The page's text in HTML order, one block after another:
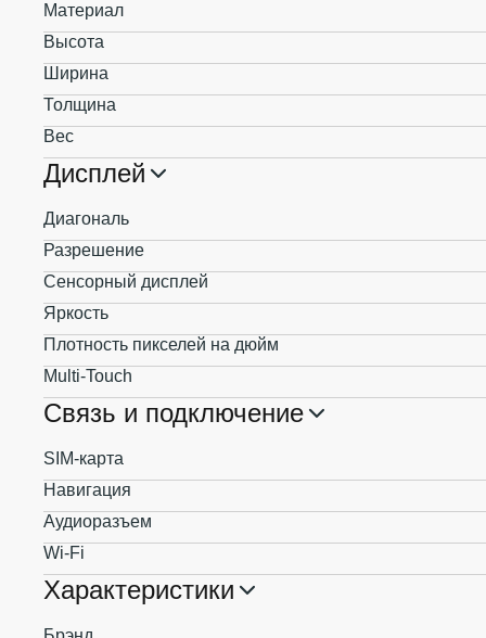
Материал
Высота
Ширина
Толщина
Вес
Дисплей
Диагональ
Разрешение
Сенсорный дисплей
Яркость
Плотность пикселей на дюйм
Multi-Touch
Связь и подключение
SIM-карта
Навигация
Аудиоразъем
Wi-Fi
Характеристики